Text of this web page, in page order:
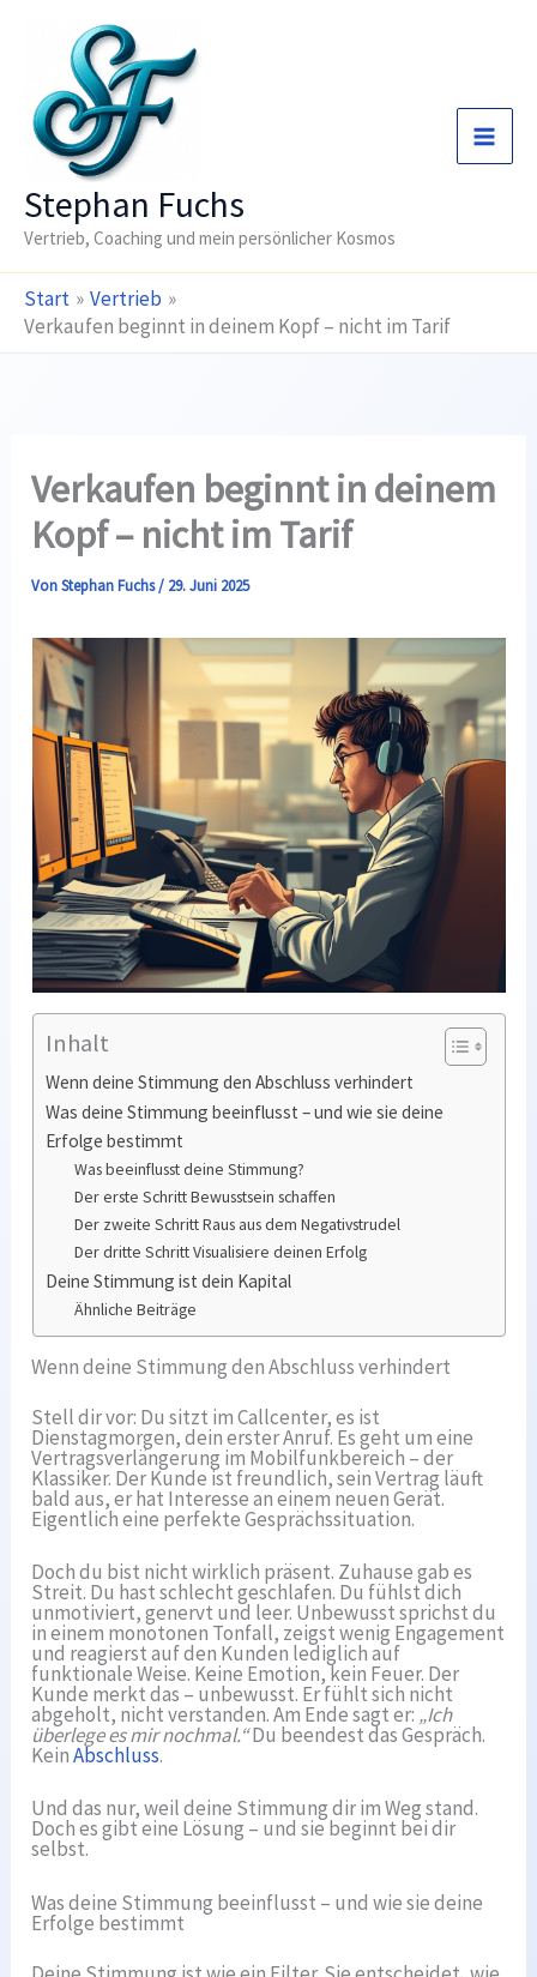
springen
Stephan Fuchs
Vertrieb, Coaching und mein persönlicher Kosmos
Start
Vertrieb
Verkaufen beginnt in deinem Kopf – nicht im Tarif
Verkaufen beginnt in deinem
Kopf – nicht im Tarif
VonStephan Fuchs/ 29. Juni 2025
Inhalt
Wenn deine Stimmung den Abschluss verhindert
Was deine Stimmung beeinflusst – und wie sie deine
Erfolge bestimmt
Was beeinflusst deine Stimmung?
Der erste Schritt Bewusstsein schaffen
Der zweite Schritt Raus aus dem Negativstrudel
Der dritte Schritt Visualisiere deinen Erfolg
Deine Stimmung ist dein Kapital
Ähnliche Beiträge
Wenn deine Stimmung den Abschluss verhindert
Stell dir vor: Du sitzt im Callcenter, es ist
Dienstagmorgen, dein erster Anruf. Es geht um eine
Vertragsverlängerung im Mobilfunkbereich – der
Klassiker. Der Kunde ist freundlich, sein Vertrag läuft
bald aus, er hat Interesse an einem neuen Gerät.
Eigentlich eine perfekte Gesprächssituation.
Doch du bist nicht wirklich präsent. Zuhause gab es
Streit. Du hast schlecht geschlafen. Du fühlst dich
unmotiviert, genervt und leer. Unbewusst sprichst du
in einem monotonen Tonfall, zeigst wenig Engagement
und reagierst auf den Kunden lediglich auf
funktionale Weise. Keine Emotion, kein Feuer. Der
Kunde merkt das – unbewusst. Er fühlt sich nicht
abgeholt, nicht verstanden. Am Ende sagt er: „Ich
überlege es mir nochmal.“Du beendest das Gespräch.
KeinAbschluss.
Und das nur, weil deine Stimmung dir im Weg stand.
Doch es gibt eine Lösung – und sie beginnt bei dir
selbst.
Was deine Stimmung beeinflusst – und wie sie deine
Erfolge bestimmt